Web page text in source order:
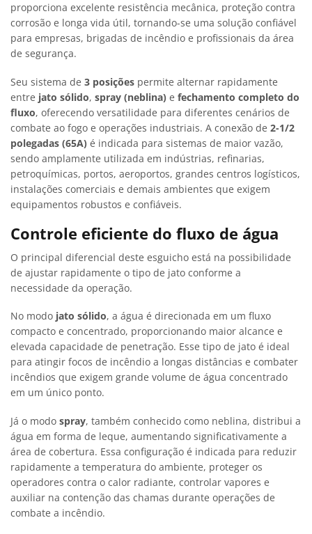
proporciona excelente resistência mecânica, proteção contra
corrosão e longa vida útil, tornando-se uma solução confiável
para empresas, brigadas de incêndio e profissionais da área
de segurança.
Seu sistema de 3 posições permite alternar rapidamente
entre jato sólido, spray (neblina) e fechamento completo do
fluxo, oferecendo versatilidade para diferentes cenários de
combate ao fogo e operações industriais. A conexão de 2-1/2
polegadas (65A) é indicada para sistemas de maior vazão,
sendo amplamente utilizada em indústrias, refinarias,
petroquímicas, portos, aeroportos, grandes centros logísticos,
instalações comerciais e demais ambientes que exigem
equipamentos robustos e confiáveis.
Controle eficiente do fluxo de água
O principal diferencial deste esguicho está na possibilidade
de ajustar rapidamente o tipo de jato conforme a
necessidade da operação.
No modo jato sólido, a água é direcionada em um fluxo
compacto e concentrado, proporcionando maior alcance e
elevada capacidade de penetração. Esse tipo de jato é ideal
para atingir focos de incêndio a longas distâncias e combater
incêndios que exigem grande volume de água concentrado
em um único ponto.
Já o modo spray, também conhecido como neblina, distribui a
água em forma de leque, aumentando significativamente a
área de cobertura. Essa configuração é indicada para reduzir
rapidamente a temperatura do ambiente, proteger os
operadores contra o calor radiante, controlar vapores e
auxiliar na contenção das chamas durante operações de
combate a incêndio.